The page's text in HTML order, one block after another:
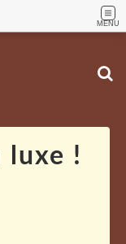
MENU
luxe !